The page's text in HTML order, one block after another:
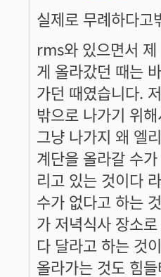
실제로 무례하다고
rms와 있으면서
게 올라갔던 때는
가던 때였습니다.
밖으로 나가기 위
그냥 나가지 왜 엘
계단을 올라갈 수
리고 있는 것이다
수가 없다고 하는
가 저녁식사 장소
다 달라고 하는 것
올라가는 것도 힘